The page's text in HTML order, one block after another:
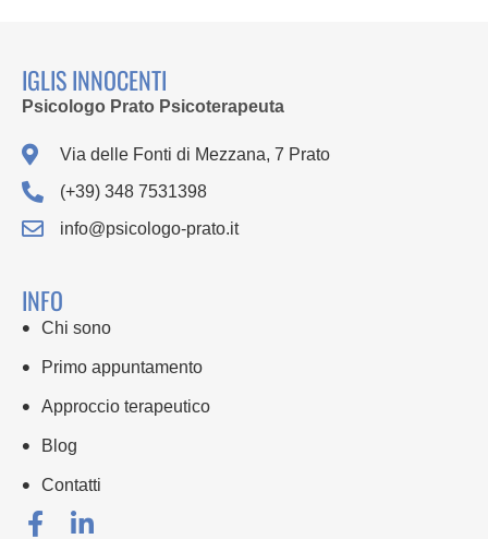
IGLIS INNOCENTI
Psicologo Prato Psicoterapeuta
Via delle Fonti di Mezzana, 7 Prato
(+39) 348 7531398
info@psicologo-prato.it
INFO
Chi sono
Primo appuntamento
Approccio terapeutico
Blog
Contatti